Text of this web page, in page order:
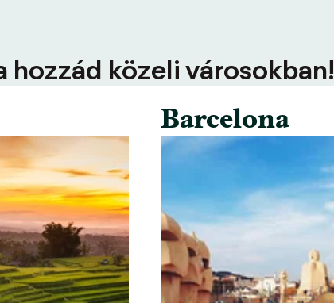
hozzád közeli városokban!
Barcelona